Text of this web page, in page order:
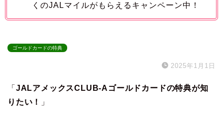
くのJALマイルがもらえるキャンペーン中！
ゴールドカードの特典
2025年1月1日
「 JALアメックスCLUB-Aゴールドカードの特典が知
りたい！
」